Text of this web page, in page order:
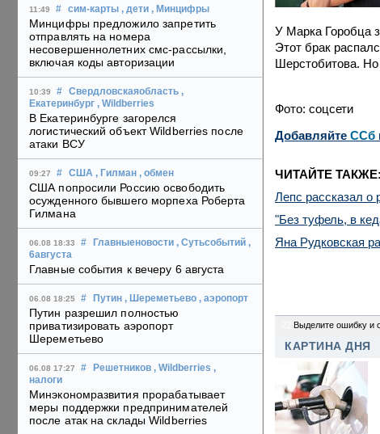
11:49 # сим-карты , дети , Минцифры
Минцифры предложило запретить
отправлять на номера
несовершеннолетних смс-рассылки,
включая коды авторизации
10:39 # Свердловскаяобласть ,
Екатеринбург , Wildberries
В Екатеринбурге загорелся
логистический объект Wildberries после
атаки ВСУ
09:27 # США , Гилман , обмен
США попросили Россию освободить
осужденного бывшего морпеха Роберта
Гилмана
06.08 18:33 # Главныеновости , Сутьсобытий ,
6августа
Главные события к вечеру 6 августа
06.08 18:25 # Путин , Шереметьево , аэропорт
Путин разрешил полностью
приватизировать аэропорт
Шереметьево
06.08 17:27 # Решетников , Wildberries ,
налоги
Минэкономразвития прорабатывает
меры поддержки предпринимателей
после атак на склады Wildberries
У Марка Горобца
Этот брак
Шерстобитова. Но
Фото: соцсети
Добавляйте CСб
ЧИТАЙТЕ ТАКЖЕ:
Лепс рассказал о
"Без туфель, в
Яна Рудковская
Выделите ошибку и
КАРТИНА ДНЯ